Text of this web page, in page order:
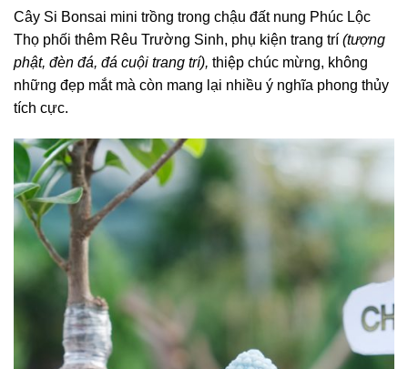
Cây Si Bonsai mini trồng trong chậu đất nung Phúc Lộc
Thọ phối thêm Rêu Trường Sinh, phụ kiện trang trí (tượng
phật, đèn đá, đá cuội trang trí), thiệp chúc mừng, không
những đẹp mắt mà còn mang lại nhiều ý nghĩa phong thủy
tích cực.